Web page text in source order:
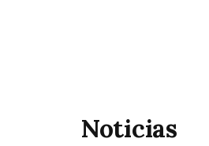
Noticias